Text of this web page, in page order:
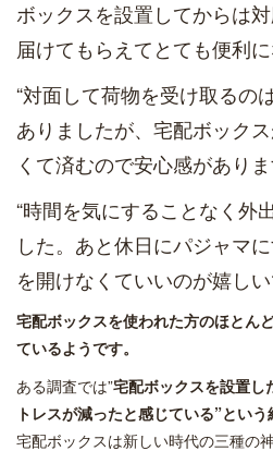
ボックスを設置してからは
届けてもらえてとても便利
“対面して荷物を受け取るの
ありましたが、宅配ボック
くて済むので安心感があり
“時間を気にすることなく外
した。あと休日にパジャマ
を開けなくていいのが嬉し
宅配ボックスを使われた方のほとん
ているようです。
ある調査では”宅配ボックスを設置し
トレスが減ったと感じている”という
宅配ボックスは新しい時代の三種の